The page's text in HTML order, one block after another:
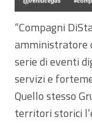
“Compagni
amministratore
serie di eventi
servizi e
Quello stesso
territori storici